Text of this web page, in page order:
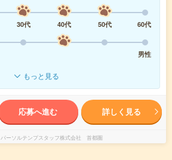
30代 40代 50代
60代
男性
もっと見る
応募へ進む 詳しく見る
パーソルテンプスタッフ株式会社 首都圏